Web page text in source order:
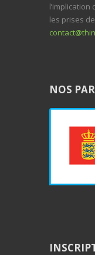
les prises
NOS